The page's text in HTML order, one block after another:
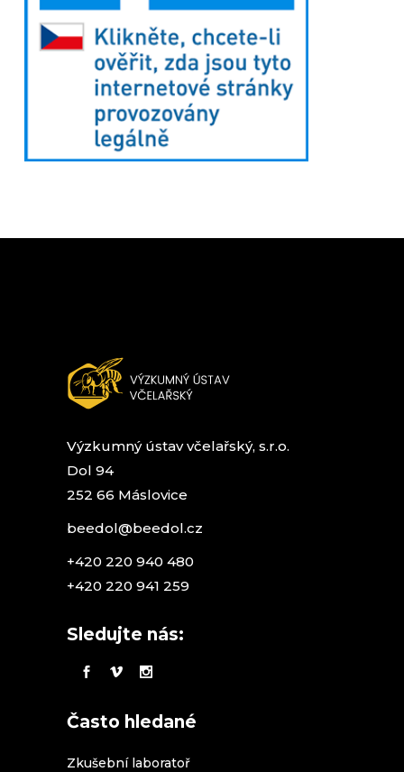
Výzkumný ústav včelařský, s.r.o.
Dol 94
252 66 Máslovice
beedol@beedol.cz
+420 220 940 480
+420 220 941 259
Sledujte nás:
Často hledané
Zkušební laboratoř